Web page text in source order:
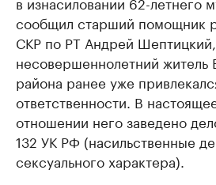
сообщил старший помощник
СКР по РТ Андрей Шептицкий,
несовершеннолетний житель
района ранее уже
ответственности. В
отношении него заведено
132 УК РФ (насильственные
сексуального характера).